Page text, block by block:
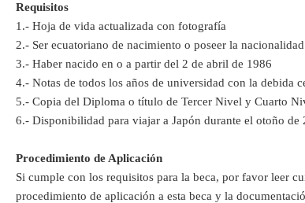
Requisitos
1.- Hoja de vida actualizada con fotografía
2.- Ser ecuatoriano de nacimiento o poseer la
3.- Haber nacido en o a partir del 2 de abril de 1986
4.- Notas de todos los años de universidad con la debida
5.- Copia del Diploma o título de Tercer Nivel y Cuarto
6.- Disponibilidad para viajar a Japón durante el otoño de
Procedimiento de Aplicación
Si cumple con los requisitos para la beca, por favor leer
procedimiento de aplicación a esta beca y la